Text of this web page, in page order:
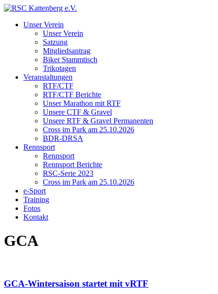
Unser Verein
Unser Verein
Satzung
Mitgliedsantrag
Biker Stammtisch
Trikotagen
Veranstaltungen
RTF/CTF
RTF/CTF Berichte
Unser Marathon mit RTF
Unsere CTF & Gravel
Unsere RTF & Gravel Permanenten
Cross im Park am 25.10.2026
BDR-DRSA
Rennsport
Rennsport
Rennsport Berichte
RSC-Serie 2023
Cross im Park am 25.10.2026
e-Sport
Training
Fotos
Kontakt
GCA
GCA-Wintersaison startet mit vRTF